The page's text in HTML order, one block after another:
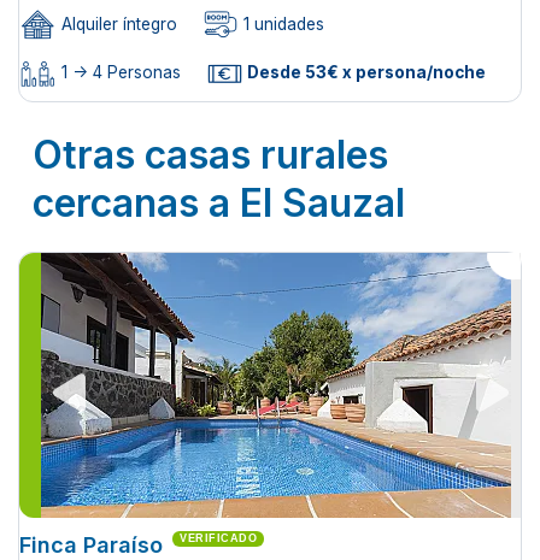
Alquiler íntegro 1 unidades
1 -> 4 Personas Desde 53€ x persona/noche
Otras casas rurales
cercanas a El Sauzal
Finca Paraíso VERIFICADO